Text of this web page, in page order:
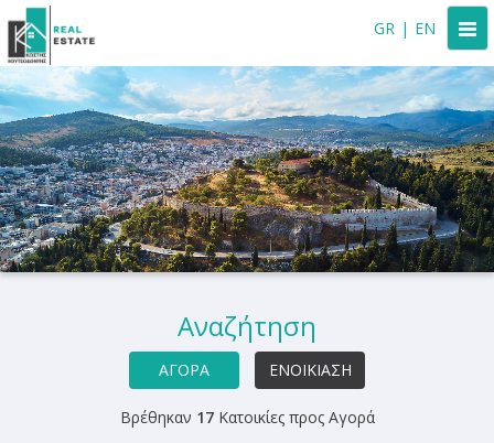
GR | EN
Αναζήτηση
ΑΓΟΡΆ ΕΝΟΙΚΊΑΣΗ
Βρέθηκαν 17Κατοικίες προς Αγορά